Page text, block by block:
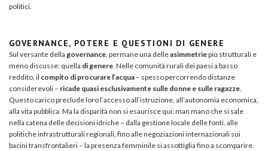
politici.
GOVERNANCE, POTERE E QUESTIONI DI GENERE
Sul versante della governance , permane una delleasimmetriepiù strutturali e
meno discusse: quella di genere . Nelle comunità rurali dei paesi a basso
reddito, il compito di procurare l’acqua – spesso percorrendo distanze
considerevoli – ricade quasi esclusivamente sulle donne e sulle ragazze
Questo carico preclude loro l’accesso all’istruzione, all’autonomia economica,
alla vita pubblica. Ma la disparità non si esaurisce qui: man mano che si sale
nella catena delle decisioni idriche – dalla gestione locale delle fonti, alle
politiche infrastrutturali regionali, fino alle negoziazioni internazionali sui
bacini transfrontalieri – la presenza femminile si assottiglia fino a scomparire.